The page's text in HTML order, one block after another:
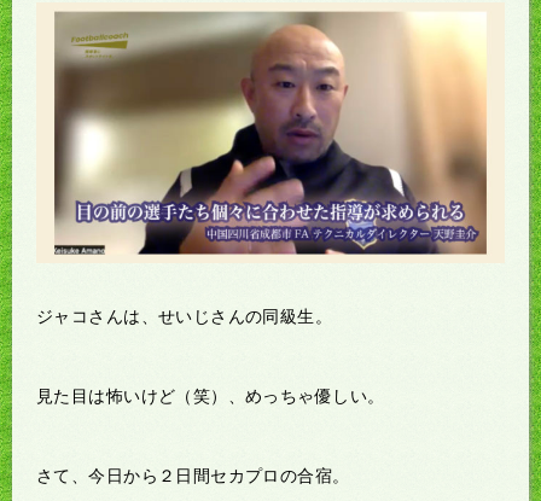
ジャコさんは、せいじさんの同級生。
見た目は怖いけど（笑）、めっちゃ優しい。
さて、今日から２日間セカプロの合宿。